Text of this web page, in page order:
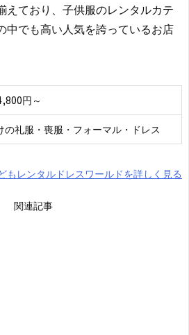
えており、子供服のレンタルカテ
中でも高い人気を誇っているお店
円～
の礼服・喪服・フォーマル・ドレス
もレンタルドレスワールドを詳しく見る
関連記事